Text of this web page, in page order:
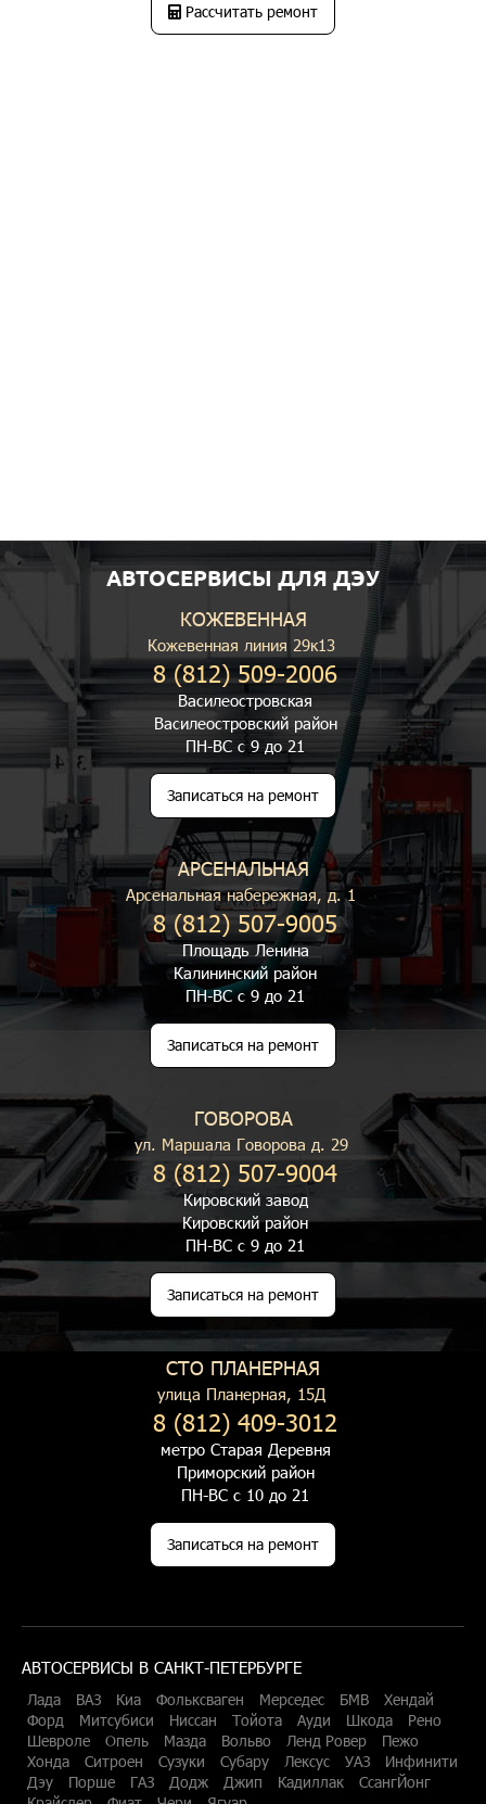
Рассчитать ремонт
АВТОСЕРВИСЫ ДЛЯ ДЭУ
КОЖЕВЕННАЯ
Кожевенная линия 29к13
8 (812) 509-2006
Василеостровская
Василеостровский район
ПН-ВС с 9 до 21
Записаться на ремонт
АРСЕНАЛЬНАЯ
Арсенальная набережная, д. 1
8 (812) 507-9005
Площадь Ленина
Калининский район
ПН-ВС с 9 до 21
Записаться на ремонт
ГОВОРОВА
ул. Маршала Говорова д. 29
8 (812) 507-9004
Кировский завод
Кировский район
ПН-ВС с 9 до 21
Записаться на ремонт
СТО ПЛАНЕРНАЯ
улица Планерная, 15Д
8 (812) 409-3012
метро Старая Деревня
Приморский район
ПН-ВС с 10 до 21
Записаться на ремонт
АВТОСЕРВИСЫ В САНКТ-ПЕТЕРБУРГЕ
Лада ВАЗ Киа Фольксваген Мерседес БМВ
Хендай
Форд
Митсубиси Ниссан Тойота Ауди Шкода
Рено
Шевроле
Опель Мазда Вольво Ленд Ровер
Пежо
Хонда
Ситроен Сузуки Субару Лексус УАЗ
Инфинити
Дэу
Порше ГАЗ Додж Джип Кадиллак
СсангЙонг